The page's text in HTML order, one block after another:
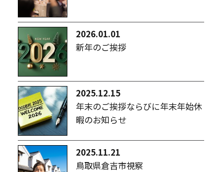
2026.01.01
新年のご挨拶
2025.12.15
年末のご挨拶ならびに年末年始休
暇のお知らせ
2025.11.21
鳥取県倉吉市視察